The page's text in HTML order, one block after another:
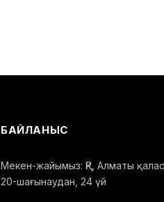
БАЙЛАНЫС
Мекен-жайымыз: ҚР, Алматы
20-шағынаудан, 24 үй